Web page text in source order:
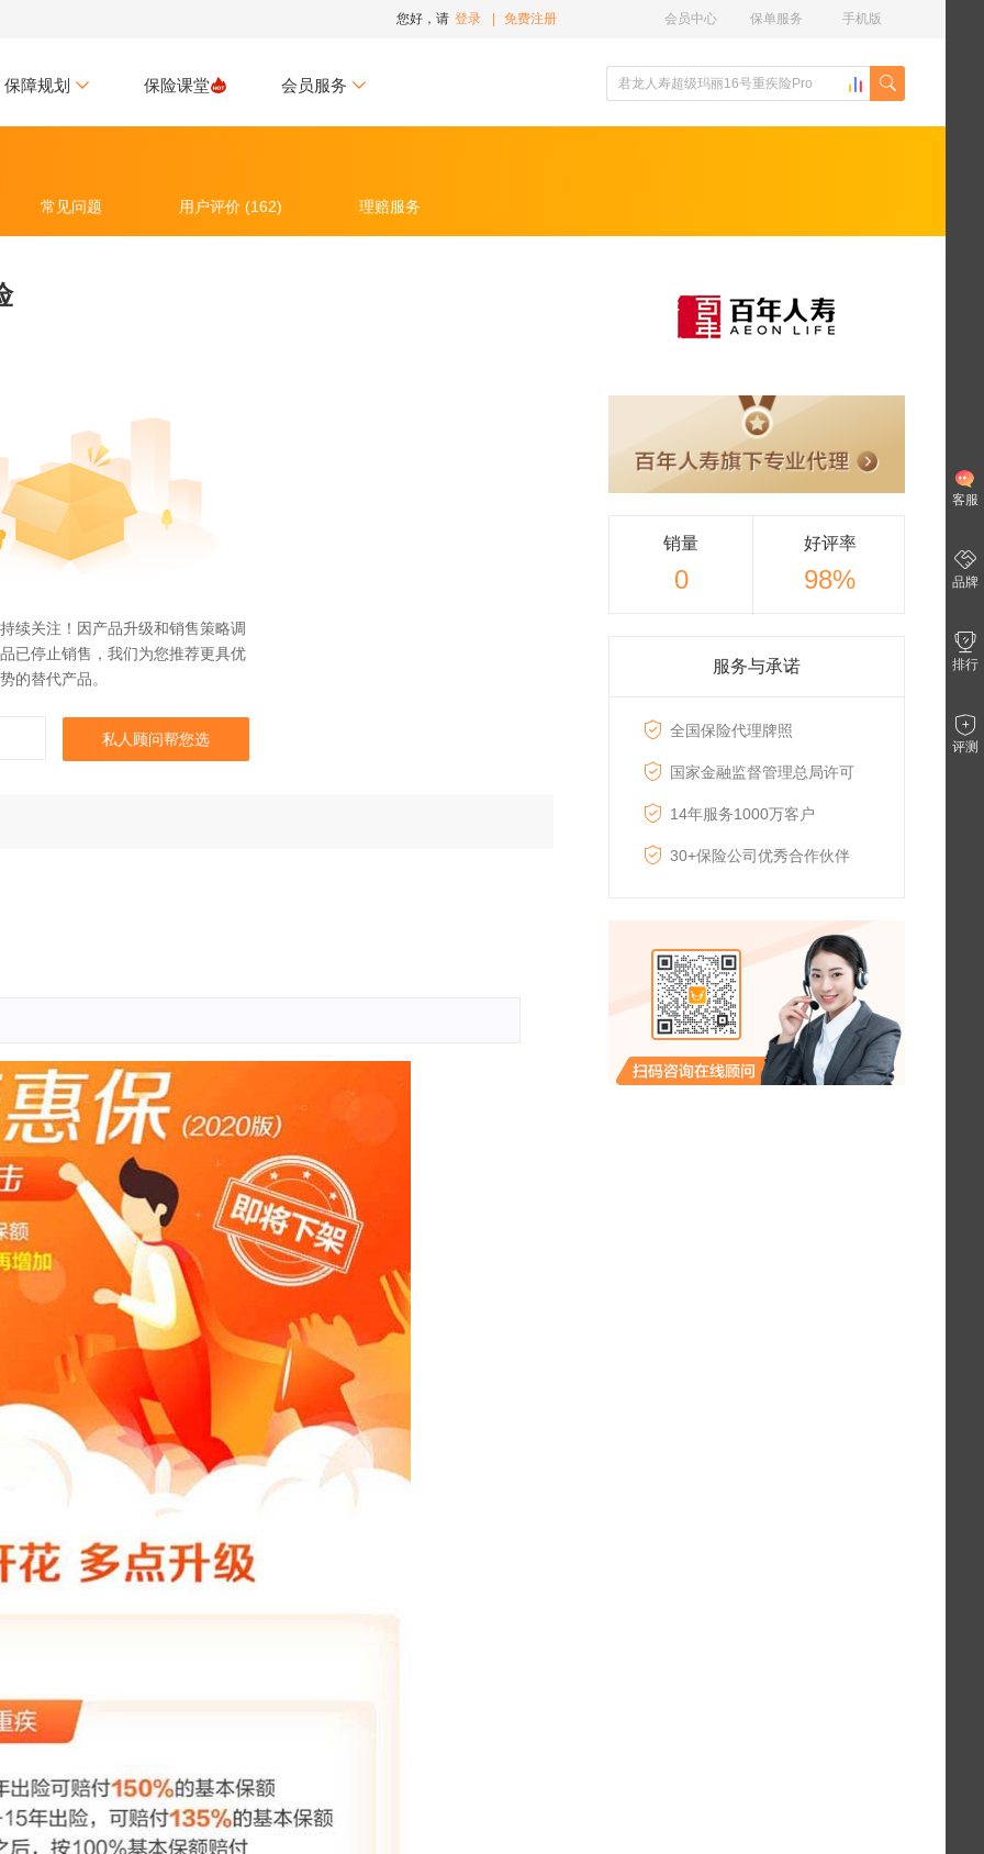
您好，请 登录 免费注册 手机版
保单服务
会员中心
保障规划 保险课堂 会员服务
常见问题 用户评价 (162) 理赔服务
销量
0
好评率
98%
服务与承诺
全国保险代理牌照
国家金融监督管理总局许可
14年服务1000万客户
30+保险公司优秀合作伙伴
续关注！因产品升级和销售策略调
已停止销售，我们为您推荐更具优
势的替代产品。
私人顾问帮您选
客服
品牌
排行
评测